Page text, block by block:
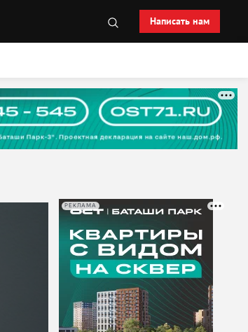
Написать нам
РЕКЛАМА